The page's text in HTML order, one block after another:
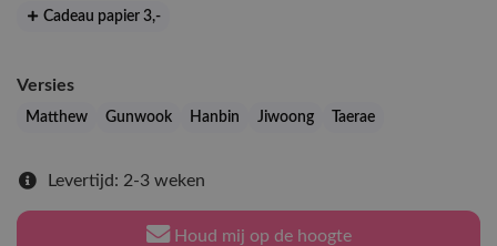
Cadeau papier 3,-
Versies
Matthew Gunwook Hanbin Jiwoong Taerae
Levertijd: 2-3 weken
Houd mij op de hoogte